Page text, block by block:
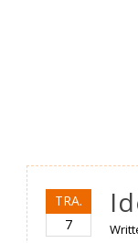
TRA.
7